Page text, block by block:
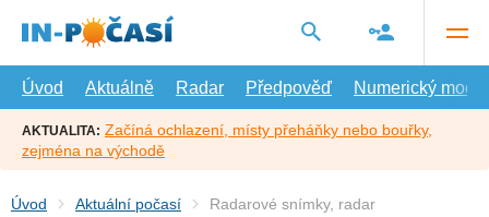
hlavní
Úvod
Aktuálně Radar Předpověď Numerický model
AKTUALITA: Začíná ochlazení, místy přeháňky nebo bouřky,
zejména na východě
Úvod Aktuální počasí Radarové snímky, radar